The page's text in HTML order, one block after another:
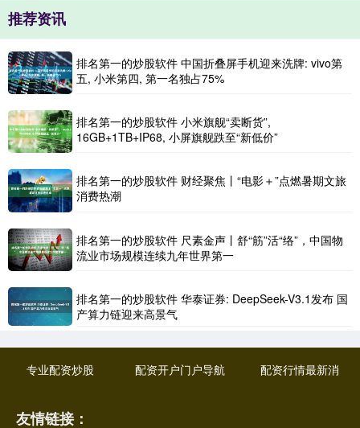
推荐资讯
排名第一的炒股软件 中国折叠屏手机迎来洗牌: vivo第
五, 小米第四, 第一名独占75%
排名第一的炒股软件 小米旗舰“卖断货”,
16GB+1TB+IP68, 小屏旗舰跌至“新低价”
排名第一的炒股软件 财经聚焦丨“电影＋”点燃暑期文旅
消费热潮
排名第一的炒股软件 尺素金声丨舒“筋”活“络”，中国物
流业市场规模连续九年世界第一
排名第一的炒股软件 华泰证券: DeepSeek-V3.1发布 国
产算力链迎来高景气
专业配资炒股 配资开户门户导航 配资行情最新消
友情链接：